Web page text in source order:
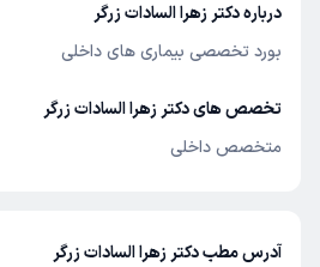
درباره دکتر زهرا السادات زرگر
بورد تخصصی بیماری های داخلی
تخصص های دکتر زهرا السادات زرگر
متخصص داخلی
آدرس مطب دکتر زهرا السادات زرگر